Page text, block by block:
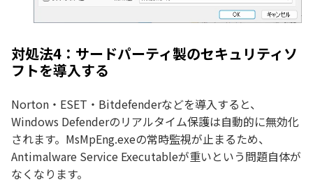
対処法4：サードパーティ製のセキュリティソ
フトを導入する
Norton・ESET・Bitdefenderなどを導入すると、
Windows Defenderのリアルタイム保護は自動的に無効化
されます。MsMpEng.exeの常時監視が止まるため、
Antimalware Service Executableが重いという問題自体が
なくなります。